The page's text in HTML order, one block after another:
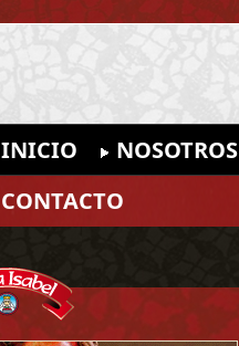
INICIO NOSOTROS
CONTACTO